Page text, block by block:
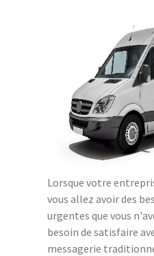
Lorsque votre
vous allez avoir des
urgentes que vous
besoin de satisfaire
messagerie